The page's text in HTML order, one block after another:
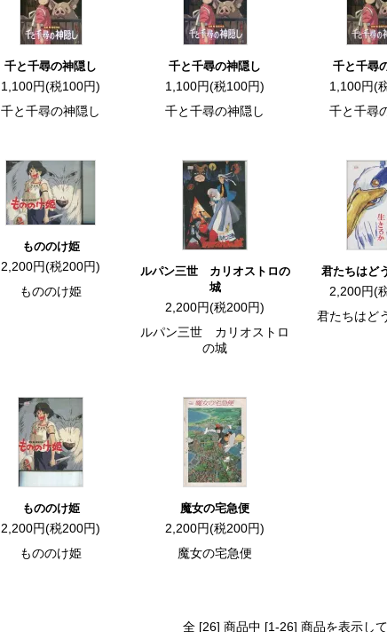
千と千尋の神隠し
1,100円(税100円)
千と千尋の神隠し
千と千尋の神隠し
1,100円(税100円)
千と千尋の神隠し
千と千尋
1,100円(
千と千尋
もののけ姫
2,200円(税200円)
もののけ姫
ルパン三世 カリオストロの
城
2,200円(税200円)
ルパン三世 カリオストロ
の城
君たちはど
2,200円(
君たちはど
もののけ姫
2,200円(税200円)
もののけ姫
魔女の宅急便
2,200円(税200円)
魔女の宅急便
全 [26] 商品中 [1-26] 商品を表示し